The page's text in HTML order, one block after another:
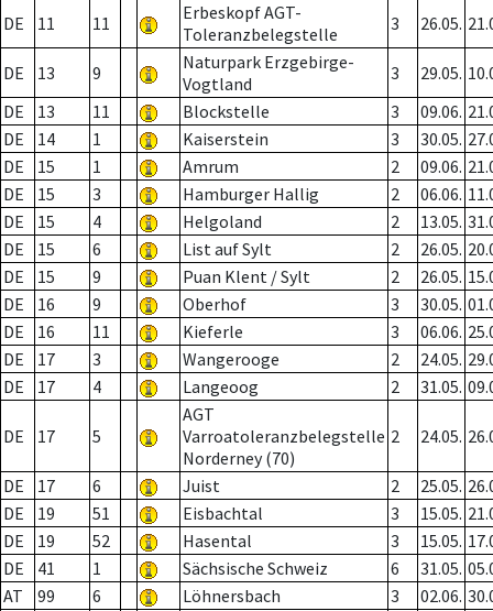
DE 11 11
Erbeskopf AGT-
Toleranzbelegstelle
3 26.05.
DE 13 9
Naturpark Erzgebirge-
Vogtland
3 29.05.
DE
13 11 Blockstelle 3 09.06.
DE
14 1 Kaiserstein 3 30.05.
DE
15 1 Amrum 2 09.06.
DE
15 3 Hamburger Hallig 2 06.06.
DE
15 4 Helgoland 2 13.05.
DE
15 6 List auf Sylt 2 26.05.
DE
15 9 Puan Klent / Sylt 2 26.05.
DE
16 9 Oberhof 3 30.05.
DE
16 11 Kieferle 3 06.06.
DE
17 3 Wangerooge 2 24.05.
DE
17 4 Langeoog 2 31.05.
DE 17 5
AGT
Varroatoleranzbelegstelle
Norderney (70)
2 24.05.
DE 17 6 Juist 2 25.05.
DE
19 51 Eisbachtal 3 15.05.
DE
19 52 Hasental 3 15.05.
DE
41 1 Sächsische Schweiz 6 31.05.
AT
99 6 Löhnersbach 3 02.06.